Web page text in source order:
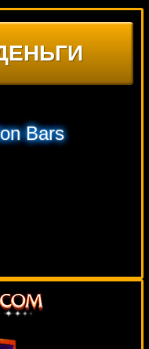
Bars